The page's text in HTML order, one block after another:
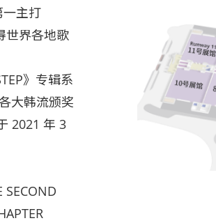
一主打
世界各地歌
》专辑系
大韩流颁奖
2021 年 3